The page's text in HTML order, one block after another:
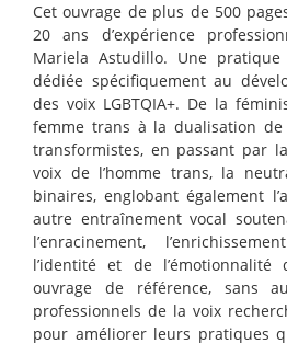
Cet ouvrage de plus de 500
20 ans d’expérience
Mariela Astudillo. Une pratique
dédiée spécifiquement au
des voix LGBTQIA+. De la
femme trans à la dualisation
transformistes, en passant par
voix de l’homme trans, la
binaires, englobant également
autre entraînement vocal
l’enracinement,
l’identité et de l’émotionnalité
ouvrage de référence, sans
professionnels de la voix
pour améliorer leurs pratiques